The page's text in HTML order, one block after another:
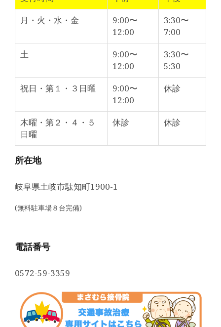
月・火・水・金
9:00〜
12:00
3:30〜
7:00
土
9:00〜
12:00
3:30〜
5:30
祝日・第１・３日曜
9:00〜
12:00
休診
木曜・第２・４・５
日曜
休診 休診
所在地
岐阜県土岐市駄知町1900-1
(無料駐車場８台完備)
電話番号
0572-59-3359